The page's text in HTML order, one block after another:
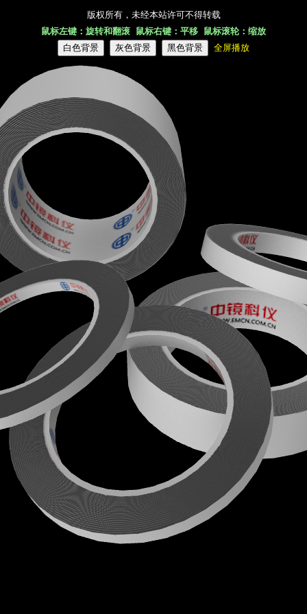
版权所有，未经本站许可不得转载
鼠标左键：旋转和翻滚 鼠标右键：平移 鼠标滚轮：缩放
全屏播放